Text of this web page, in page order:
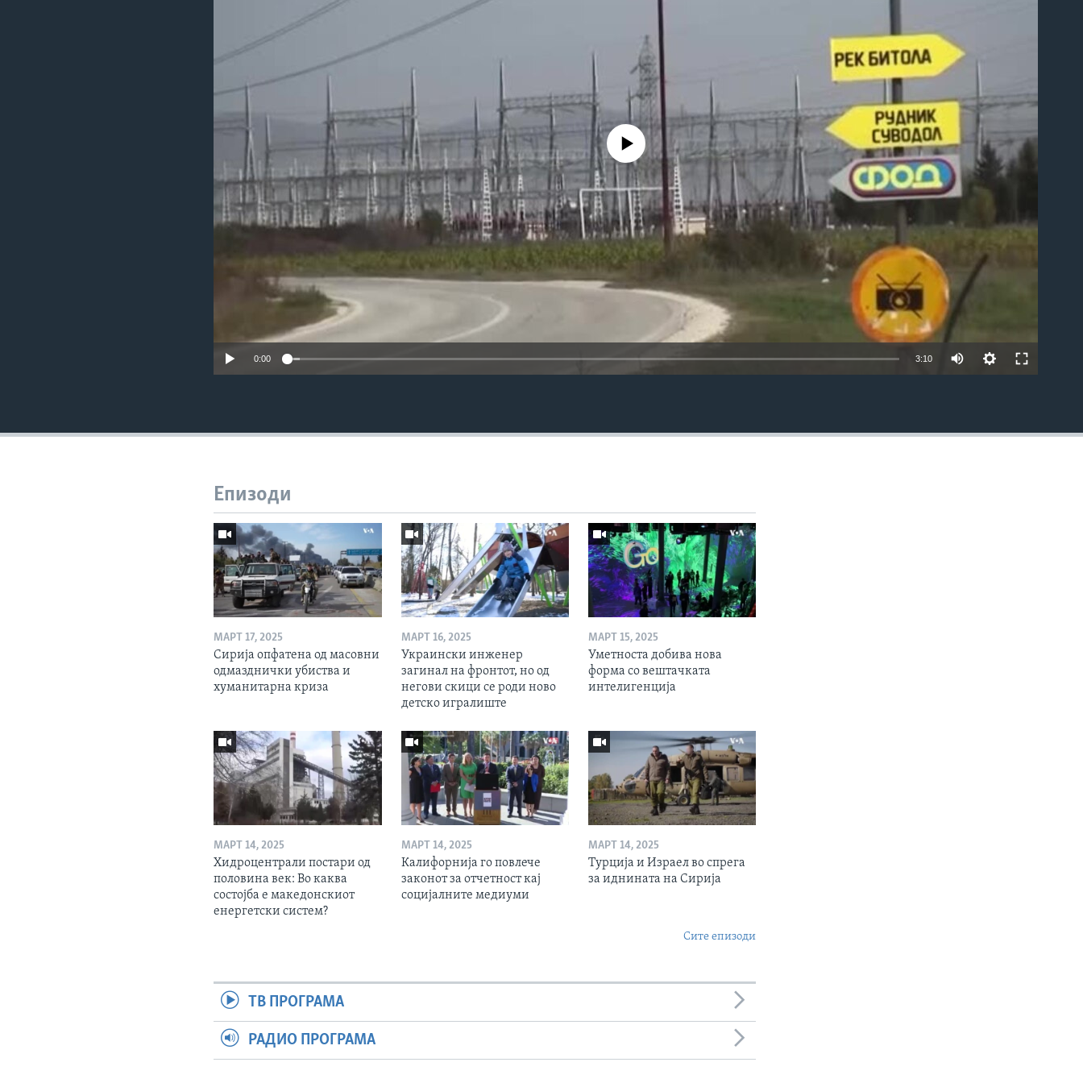
No media source currently available
0:00 3:10
Епизоди
МАРТ 17, 2025
Сирија опфатена од масовни
одмазднички убиства и
хуманитарна криза
МАРТ 16, 2025
Украински инженер
загинал на фронтот, но од
негови скици се роди ново
детско игралиште
МАРТ 15, 2025
Уметноста добива нова
форма со вештачката
интелигенција
МАРТ 14, 2025
Хидроцентрали постари од
половина век: Во каква
состојба е македонскиот
енергетски систем?
МАРТ 14, 2025
Калифорнија го повлече
законот за отчетност кај
социјалните медиуми
МАРТ 14, 2025
Турција и Израел во спрега
за иднината на Сирија
Сите епизоди
ТВ ПРОГРАМА
РАДИО ПРОГРАМА